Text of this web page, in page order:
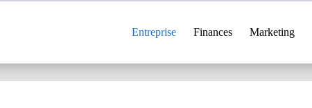
Entreprise Finances Marketing